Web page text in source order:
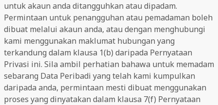
untuk akaun anda ditangguhkan atau dipadam.
Permintaan untuk penangguhan atau pemadaman boleh
dibuat melalui akaun anda, atau dengan menghubungi
kami menggunakan maklumat hubungan yang
terkandung dalam klausa 1(b) daripada Pernyataan
Privasi ini. Sila ambil perhatian bahawa untuk memadam
sebarang Data Peribadi yang telah kami kumpulkan
daripada anda, permintaan mesti dibuat menggunakan
proses yang dinyatakan dalam klausa 7(f) Pernyataan